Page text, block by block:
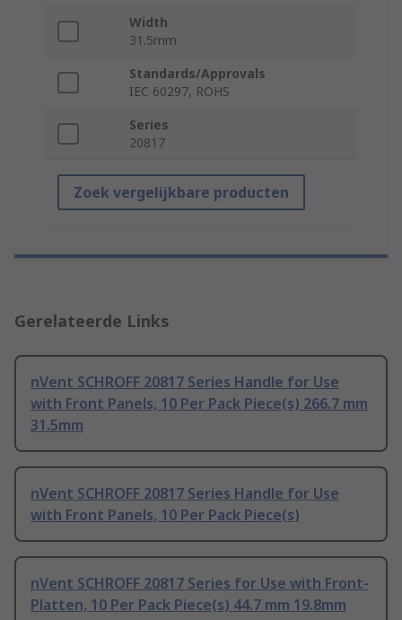
Width
31.5mm
Standards/Approvals
IEC 60297, ROHS
Series
20817
Zoek vergelijkbare producten
Gerelateerde Links
nVent SCHROFF 20817 Series Handle for Use
with Front Panels, 10 Per Pack Piece(s) 266.7 mm
31.5mm
nVent SCHROFF 20817 Series Handle for Use
with Front Panels, 10 Per Pack Piece(s)
nVent SCHROFF 20817 Series for Use with Front-
Platten, 10 Per Pack Piece(s) 44.7 mm 19.8mm